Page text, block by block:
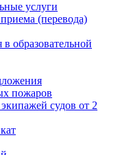
услуги
(перевода)
образовательной
пожаров
судов от 2